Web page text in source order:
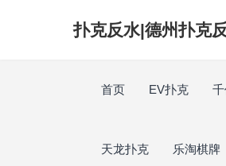
扑克反水|德州扑克
首页 EV扑克
天龙扑克 乐淘棋牌